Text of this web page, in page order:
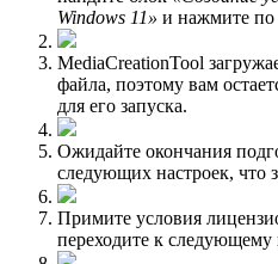
Windows 11» и нажмите по
MediaCreationTool
файла, поэтому вам
для его запуска.
Ожидайте окончания
следующих настроек, что
Примите условия
переходите к следующему